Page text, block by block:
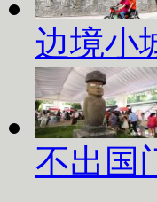
边境小
不出国